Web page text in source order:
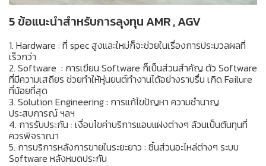
5 ข้อแนะนำสำหรับการลุงทุน AMR , AGV
1. Hardware : ที่ spec สูงและใหม่ก็จะช่วยในเรื่องการประมวลผลที่
เร็วกว่า
2. Software : การเขียน Software ก็เป็นส่วนสำคัญ ตัว Software
ที่มีความเสถียร ช่วยทำให้หุ่นยนต์ทำงานได้อย่างราบรื่น เกิด Failure
ที่น้อยที่สุด
3. Solution Engineering : การแก้ไขปัญหา ความชำนาญ
ประสบการณ์ ฯลฯ
4. การรับประกัน : เงื่อนไขค่าบริการแอบแฝงต่างๆ ล้วนเป็นต้นทุนที่
ควรพิจราณา
5. การบริการหลังการขายในระยะยาว : ชิ้นส่วนอะไหล่ต่างๆ ระบบ
Software หลังหมดประกัน